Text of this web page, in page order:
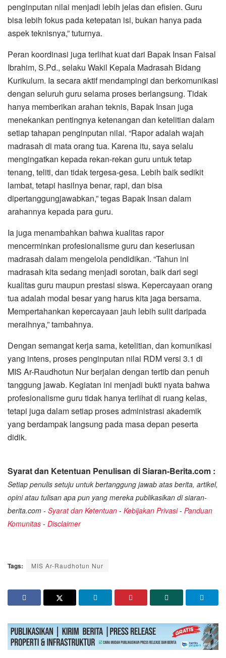
penginputan nilai menjadi lebih jelas dan efisien. Guru
bisa lebih fokus pada ketepatan isi, bukan hanya pada
aspek teknisnya,” tuturnya.
Peran koordinasi juga terlihat kuat dari Bapak Insan Faisal
Ibrahim, S.Pd., selaku Wakil Kepala Madrasah Bidang
Kurikulum. Ia secara aktif mendampingi dan berkomunikasi
dengan seluruh guru selama proses berlangsung. Tidak
hanya memberikan arahan teknis, Bapak Insan juga
menekankan pentingnya ketenangan dan ketelitian dalam
setiap tahapan penginputan nilai. “Rapor adalah wajah
madrasah di mata orang tua. Karena itu, saya selalu
mengingatkan kepada rekan-rekan guru untuk tetap
tenang, teliti, dan tidak tergesa-gesa. Lebih baik sedikit
lambat, tetapi hasilnya benar, rapi, dan bisa
dipertanggungjawabkan,” tegas Bapak Insan dalam
arahannya kepada para guru.
Ia juga menambahkan bahwa kualitas rapor
mencerminkan profesionalisme guru dan keseriusan
madrasah dalam mengelola pendidikan. “Tahun ini
madrasah kita sedang menjadi sorotan, baik dari segi
kualitas guru maupun prestasi siswa. Kepercayaan orang
tua adalah modal besar yang harus kita jaga bersama.
Mempertahankan kepercayaan jauh lebih sulit daripada
meraihnya,” tambahnya.
Dengan semangat kerja sama, ketelitian, dan komunikasi
yang intens, proses penginputan nilai RDM versi 3.1 di
MIS Ar-Raudhotun Nur berjalan dengan tertib dan penuh
tanggung jawab. Kegiatan ini menjadi bukti nyata bahwa
profesionalisme guru tidak hanya terlihat di ruang kelas,
tetapi juga dalam setiap proses administrasi akademik
yang berdampak langsung pada masa depan peserta
didik.
Syarat dan Ketentuan Penulisan di Siaran-Berita.com :
Setiap penulis setuju untuk bertanggung jawab atas berita, artikel,
opini atau tulisan apa pun yang mereka publikasikan di siaran-
berita.com - Syarat dan Ketentuan - Kebijakan Privasi- Panduan
Komunitas - Disclaimer
Tags: MIS Ar-Raudhotun Nur